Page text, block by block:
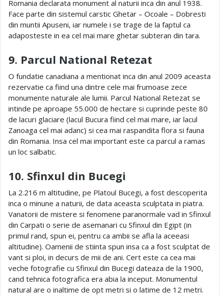
Romania declarata monument al naturii inca din anul 1938.
Face parte din sistemul carstic Ghetar – Ocoale – Dobresti
din muntii Apuseni, iar numele i se trage de la faptul ca
adaposteste in ea cel mai mare ghetar subteran din tara.
9. Parcul National Retezat
O fundatie canadiana a mentionat inca din anul 2009 aceasta
rezervatie ca fiind una dintre cele mai frumoase zece
monumente naturale ale lumii. Parcul National Retezat se
intinde pe aproape 55.000 de hectare si cuprinde peste 80
de lacuri glaciare (lacul Bucura fiind cel mai mare, iar lacul
Zanoaga cel mai adanc) si cea mai raspandita flora si fauna
din Romania. Insa cel mai important este ca parcul a ramas
un loc salbatic.
10. Sfinxul din Bucegi
La 2.216 m altitudine, pe Platoul Bucegi, a fost descoperita
inca o minune a naturii, de data aceasta sculptata in piatra.
Vanatorii de mistere si fenomene paranormale vad in Sfinxul
din Carpati o serie de asemanari cu Sfinxul din Egipt (in
primul rand, spun ei, pentru ca ambii se afla la aceeasi
altitudine). Oamenii de stiinta spun insa ca a fost sculptat de
vant si ploi, in decurs de mii de ani. Cert este ca cea mai
veche fotografie cu Sfinxul din Bucegi dateaza de la 1900,
cand tehnica fotografica era abia la inceput. Monumentul
natural are o inaltime de opt metri si o latime de 12 metri.